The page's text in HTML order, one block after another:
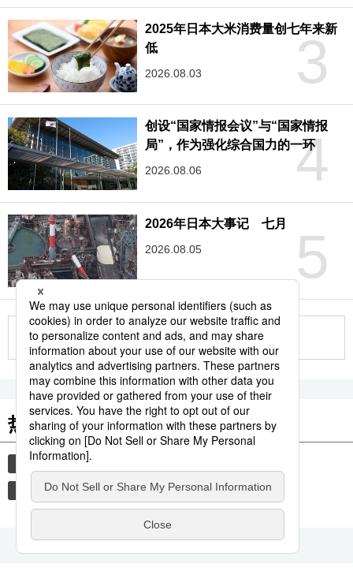
3
2025年日本大米消费量创七年来新
低
2026.08.03
4
创设“国家情报会议”与“国家情报
局”，作为强化综合国力的一环
2026.08.06
5
2026年日本大事记 七月
2026.08.05
更多
热门关键词
饮食 旅游
日本食材 菌菇 蔬菜 大米